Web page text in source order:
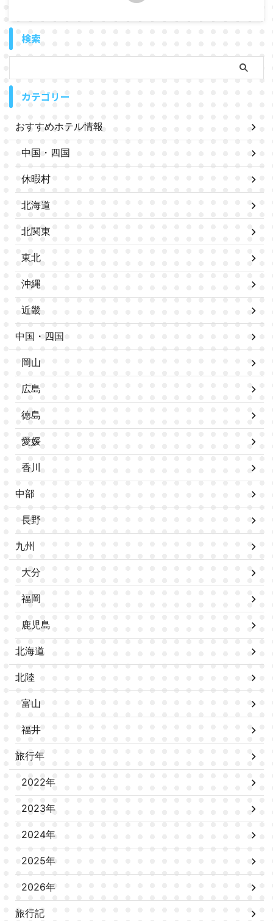
検索
カテゴリー
おすすめホテル情報
中国・四国
休暇村
北海道
北関東
東北
沖縄
近畿
中国・四国
岡山
広島
徳島
愛媛
香川
中部
長野
九州
大分
福岡
鹿児島
北海道
北陸
富山
福井
旅行年
2022年
2023年
2024年
2025年
2026年
旅行記